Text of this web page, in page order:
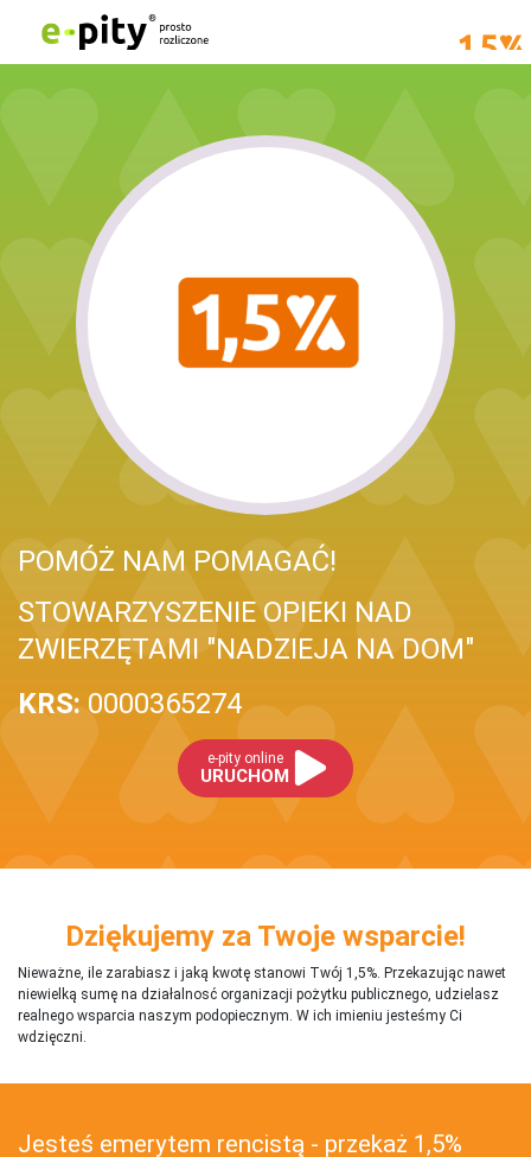
POMÓŻ NAM POMAGAĆ!
STOWARZYSZENIE OPIEKI NAD
ZWIERZĘTAMI "NADZIEJA NA DOM"
KRS: 0000365274
e-pity online
URUCHOM
Dziękujemy za Twoje wsparcie!
Nieważne, ile zarabiasz i jaką kwotę stanowi Twój 1,5%. Przekazując nawet
niewielką sumę na działalnosć organizacji pożytku publicznego, udzielasz
realnego wsparcia naszym podopiecznym. W ich imieniu jesteśmy Ci
wdzięczni.
Jesteś emerytem rencistą - przekaż 1,5%